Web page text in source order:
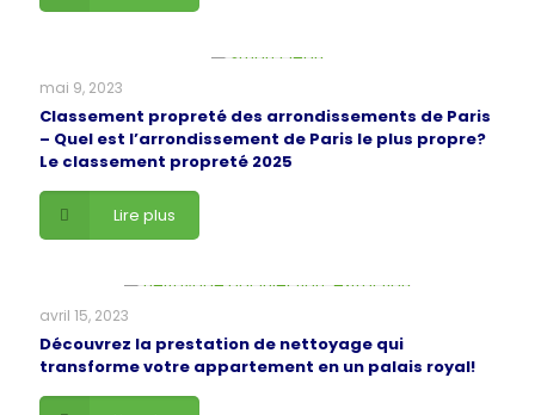
mai 9, 2023
Classement propreté des arrondissements de Paris
– Quel est l’arrondissement de Paris le plus propre?
Le classement propreté 2025
Lire plus
avril 15, 2023
Découvrez la prestation de nettoyage qui
transforme votre appartement en un palais royal!